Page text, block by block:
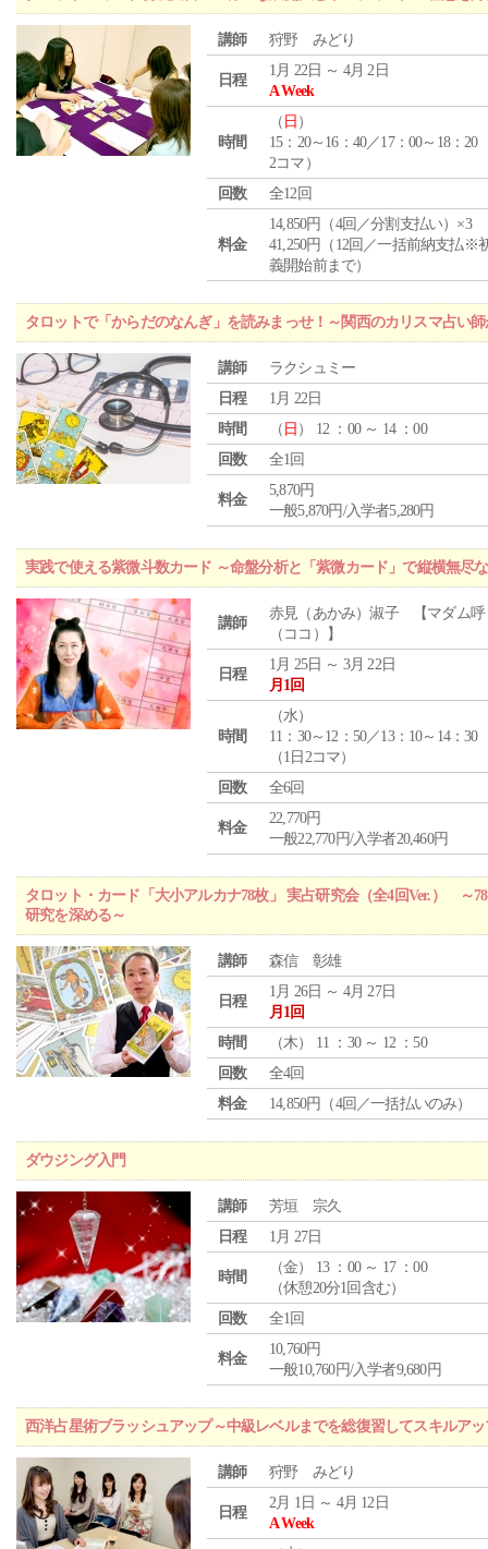
講師 狩野 みどり
日程
1月 22日 ～ 4月 2日
A Week
時間
（ 日 ）
15：20～16：40／17：00～18：20
2コマ）
回数
全12回
料金
14,850円（4回／分割支払い）×3
41,250円（12回／一括前納支払※
義開始前まで）
タロットで「からだのなんぎ」を読みまっせ！～関西のカリスマ占い
講師
ラクシュミー
日程
1月 22日
時間
（ 日 ） 12 ：00 ～ 14 ：00
回数
全1回
料金
5,870円
一般5,870円/入学者5,280円
実践で使える紫微斗数カード ～命盤分析と「紫微カード」で縦横無尽
講師
赤見（あかみ）淑子 【マダム呼
（ココ）】
日程
1月 25日 ～ 3月 22日
月1回
時間
（水）
11：30～12：50／13：10～14：30
（1日2コマ）
回数
全6回
料金
22,770円
一般22,770円/入学者20,460円
タロット・カード「大小アルカナ78枚」 実占研究会（全4回Ver.） ～
研究を深める～
講師 森信 彰雄
日程
1月 26日 ～ 4月 27日
月1回
時間
（木） 11 ：30 ～ 12 ：50
回数
全4回
料金
14,850円（4回／一括払いのみ）
ダウジング入門
講師
芳垣 宗久
日程
1月 27日
時間
（金） 13 ：00 ～ 17 ：00
（休憩20分1回含む）
回数
全1回
料金
10,760円
一般10,760円/入学者9,680円
西洋占星術ブラッシュアップ～中級レベルまでを総復習してスキルア
講師 狩野 みどり
日程
2月 1日 ～ 4月 12日
A Week